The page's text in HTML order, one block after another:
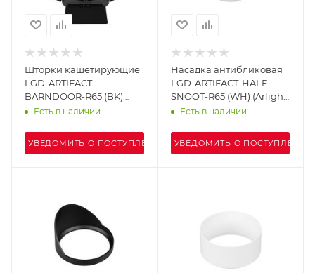
Шторки кашетирующие
LGD-ARTIFACT-
BARNDOOR-R65 (BK)
(Arlight, Металл)
Есть в наличии
УВЕДОМИТЬ О ПОСТУПЛЕНИИ
Насадка антибликовая
LGD-ARTIFACT-HALF-
SNOOT-R65 (WH) (Arlight,
Металл)
Есть в наличии
УВЕДОМИТЬ О ПОСТУПЛЕНИИ